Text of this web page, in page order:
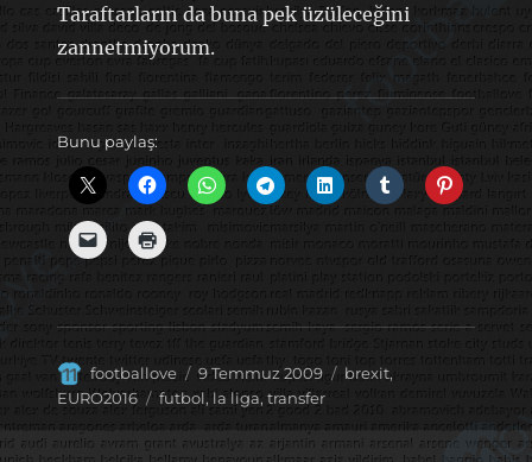
Taraftarların da buna pek üzüleceğini
zannetmiyorum.
Bunu paylaş:
Yazar
footballove
Yayın
tarihi
9 Temmuz 2009 Kategoriler
brexit,
EURO2016
Etiketler
futbol, la liga, transfer